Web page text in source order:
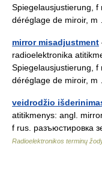
Spiegelausjustierung, f
déréglage de miroir,
mirror misadjustment
radioelektronika
Spiegelausjustierung, f
déréglage de miroir,
veidrodžio
atitikmenys: angl.
f rus. разъюстировка
Radioelektronikos terminų